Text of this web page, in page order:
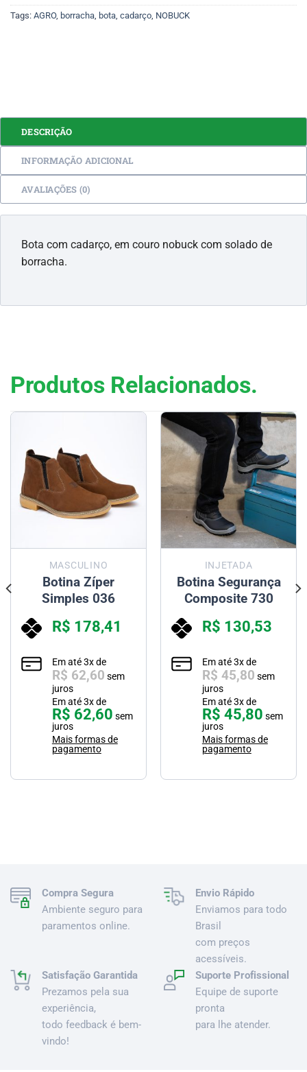
Tags: AGRO, borracha bota cadarço NOBUCK
DESCRIÇÃO
INFORMAÇÃO ADICIONAL
AVALIAÇÕES (0)
Bota com cadarço, em couro nobuck com solado de
borracha.
Produtos Relacionados.
MASCULINO
Botina Zíper
Simples 036
R$ 178,41
Em até3x de
R$ 62,60 sem
juros
Em até3x de
R$ 62,60 sem
juros
Mais formas de
pagamento
INJETADA
Botina Segurança
Composite 730
R$ 130,53
Em até3x de
R$ 45,80 sem
juros
Em até3x de
R$ 45,80 sem
juros
Mais formas de
pagamento
Compra Segura
Ambiente seguro para
paramentos online.
Envio Rápido
Enviamos para todo
Brasil
com preços
acessíveis.
Satisfação Garantida
Prezamos pela sua
experiência,
todo feedback é bem-
vindo!
Suporte Profissional
Equipe de suporte
pronta
para lhe atender.